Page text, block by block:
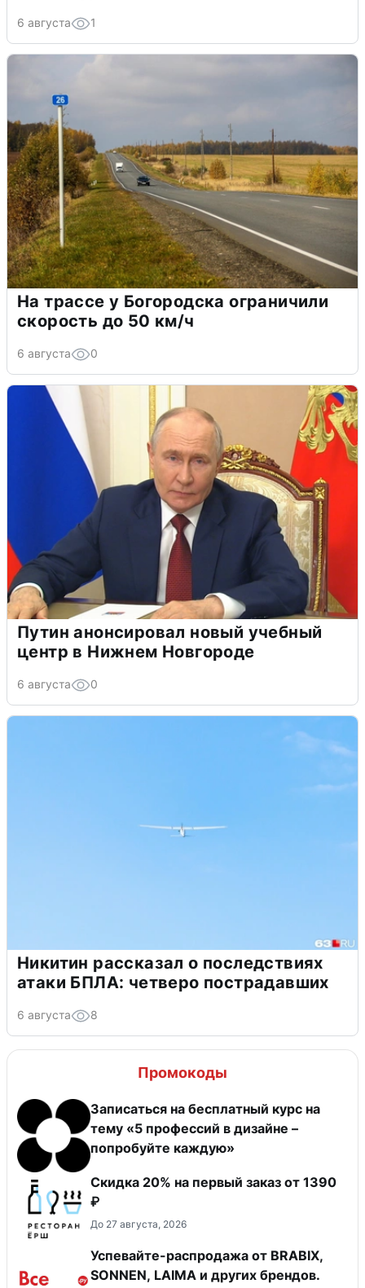
6 августа 1
На трассе у Богородска ограничили
скорость до 50 км/ч
6 августа 0
Путин анонсировал новый учебный
центр в Нижнем Новгороде
6 августа 0
Никитин рассказал о последствиях
атаки БПЛА: четверо пострадавших
6 августа 8
Промокоды
Записаться на бесплатный курс на
тему «5 профессий в дизайне –
попробуйте каждую»
Скидка 20% на первый заказ от 1390
₽
До 27 августа, 2026
Успевайте-распродажа от BRABIX,
SONNEN, LAIMA и других брендов.